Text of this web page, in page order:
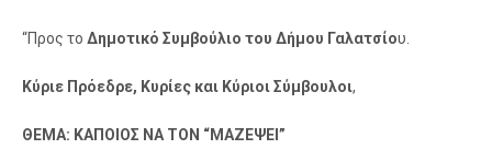
“Προς το Δημοτικό Συμβούλιο του Δήμου Γαλατσίου.
Κύριε Πρόεδρε, Κυρίες και Κύριοι Σύμβουλοι,
ΘΕΜΑ: ΚΑΠΟΙΟΣ ΝΑ ΤΟΝ “ΜΑΖΕΨΕΙ”